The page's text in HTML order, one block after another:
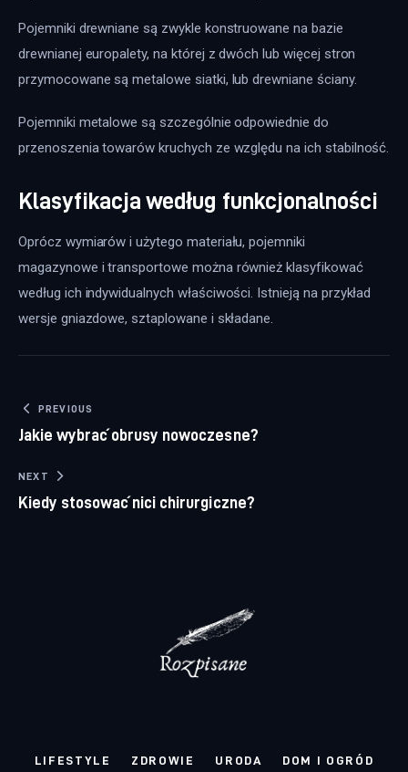
Pojemniki drewniane są zwykle konstruowane na bazie
drewnianej europalety, na której z dwóch lub więcej stron
przymocowane są metalowe siatki, lub drewniane ściany.
Pojemniki metalowe są szczególnie odpowiednie do
przenoszenia towarów kruchych ze względu na ich stabilność.
Klasyfikacja według funkcjonalności
Oprócz wymiarów i użytego materiału, pojemniki
magazynowe i transportowe można również klasyfikować
według ich indywidualnych właściwości. Istnieją na przykład
wersje gniazdowe, sztaplowane i składane.
Nawigacja wpisu
PREVIOUS
Jakie wybrać obrusy nowoczesne?
NEXT
Kiedy stosować nici chirurgiczne?
LIFESTYLE ZDROWIE URODA DOM I OGRÓD